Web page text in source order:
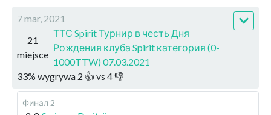
7 mar, 2021
21
miejsce
ТТС Spirit Турнир в честь Дня
Рождения клуба Spirit категория (0-
1000TTW) 07.03.2021
33% wygrywa 2 👍 vs 4👎
Финал 2